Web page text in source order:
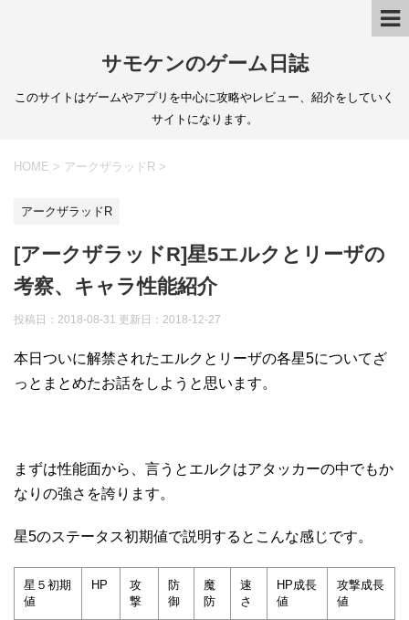
サモケンのゲーム日誌
このサイトはゲームやアプリを中心に攻略やレビュー、紹介をしていく
サイトになります。
HOME > アークザラッドR >
アークザラッドR
[アークザラッドR]星5エルクとリーザの
考察、キャラ性能紹介
投稿日：2018-08-31 更新日： 2018-12-27
本日ついに解禁されたエルクとリーザの各星5についてざ
っとまとめたお話をしようと思います。
まずは性能面から、言うとエルクはアタッカーの中でもか
なりの強さを誇ります。
星5のステータス初期値で説明するとこんな感じです。
星５初期
値
HP
攻
撃
防
御
魔
防
速
さ
HP成長
値
攻撃成長
値